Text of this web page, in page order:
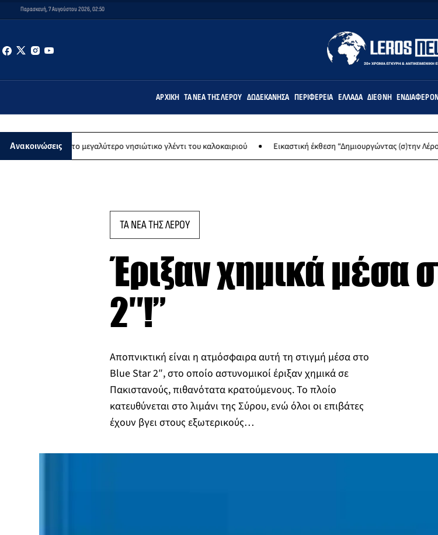
Παρασκευή, 7 Αυγούστου 2026, 02:50
ΑΡΧΙΚΉ ΤΑ ΝΈΑ ΤΗΣ ΛΈΡΟΥ ΔΩΔΕΚΆΝΗΣΑ ΠΕΡΙΦΈΡΕΙΑ ΕΛΛΆΔΑ ΔΙΕΘΝΉ
Ανακοινώσεις
το μεγαλύτερο νησιώτικο γλέντι του καλοκαιριού Εικαστική έκθεση “Δημιουργώντας (σ)την Λέρο”
ΤΑ ΝΕΑ ΤΗΣ ΛΕΡΟΥ
Έριξαν χημικά μέσα
2″!”
Αποπνικτική είναι η ατμόσφαιρα αυτή τη στιγμή μέσα στο
Blue Star 2″, στο οποίο αστυνομικοί έριξαν χημικά σε
Πακιστανούς, πιθανότατα κρατούμενους. Το πλοίο
κατευθύνεται στο λιμάνι της Σύρου, ενώ όλοι οι επιβάτες
έχουν βγει στους εξωτερικούς…